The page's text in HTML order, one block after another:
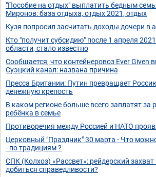
"Пособие на отдых" выплатить бедным
Миронов: база отдыха, отдых 2021, отдых
Кузя попросил засчитать доходы дочери в
Кто "получит субсидию" после 1 апреля
области, стало известно
Сообщается, что контейнеровоз Ever Given
Суэцкий канал: названа причина
Пресса Британии: Путин превращает
денежную крепость
В каком регионе больше всего заплатят за
ребёнка в семье
Противоречия между Россией и НАТО
Церковный "Праздник" 30 марта - Что
- по традициям ?
СПК (Колхоз) «Рассвет»: рейдерский
добиться справедливости?